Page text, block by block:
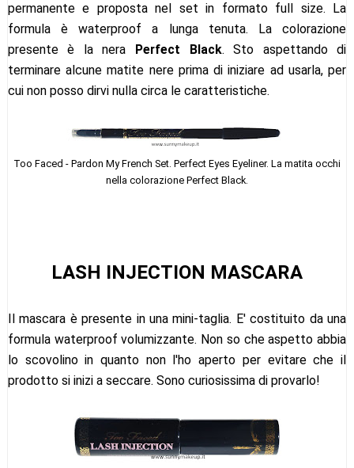
permanente e proposta nel set in formato full size. La
formula è waterproof a lunga tenuta. La colorazione
presente è la nera
Perfect Black. Sto aspettando di
terminare alcune matite nere prima di iniziare ad usarla, per
cui non posso dirvi nulla circa le caratteristiche.
Too Faced - Pardon My French Set. Perfect Eyes Eyeliner. La matita occhi
nella colorazione Perfect Black.
LASH INJECTION MASCARA
Il mascara è presente in una mini-taglia. E' costituito da una
formula waterproof volumizzante. Non so che aspetto abbia
lo scovolino in quanto non l'ho aperto per evitare che il
prodotto si inizi a seccare. Sono curiosissima di provarlo!